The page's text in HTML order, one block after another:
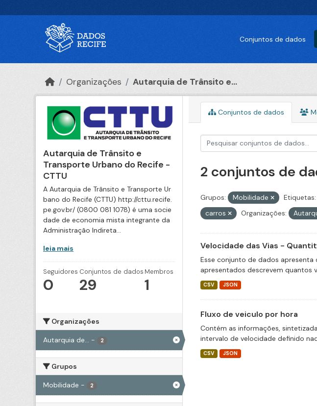
Conjuntos de dados
Organizações Autarquia de Trânsito e...
Autarquia de Trânsito e
Transporte Urbano do Recife -
CTTU
A Autarquia de Trânsito e Transporte Ur
bano do Recife (CTTU) http://cttu.recife.
pe.gov.br/ (0800 081 1078) é uma socie
dade de economia mista integrante da
Administração Indireta...
leia mais
Seguidores
0
Conjuntos de dados
29
Membros
1
Organizações
Autarquia de... - 2
Grupos
Mobilidade - 2
Conjuntos de dados
2 conjuntos de
Grupos: Mobilidade Etiquetas:
carros
Organizações:
Velocidade das Vias -
Esse conjunto de dados
apresentados descrevem quantos
CSV JSON
Fluxo de veiculo por hora
Contém as informações,
intervalo de velocidade definido
CSV JSON